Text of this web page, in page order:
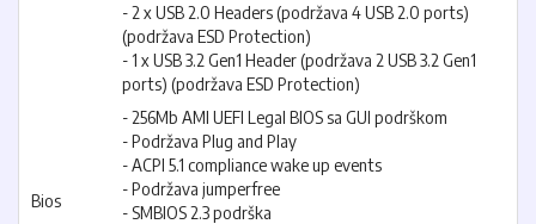
- 2 x USB 2.0 Headers (podržava 4 USB 2.0 ports)
(podržava ESD Protection)
- 1 x USB 3.2 Gen1 Header (podržava 2 USB 3.2 Gen1
ports) (podržava ESD Protection)
Bios
- 256Mb AMI UEFI Legal BIOS sa GUI podrškom
- Podržava Plug and Play
- ACPI 5.1 compliance wake up events
- Podržava jumperfree
- SMBIOS 2.3 podrška